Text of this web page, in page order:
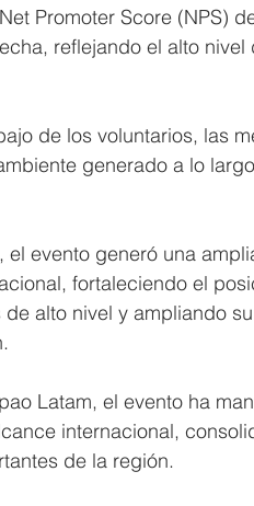
Promoter Score (NPS)
reflejando el alto
de los voluntarios, las
generado a lo
evento generó una
fortaleciendo el
alto nivel y ampliando
Latam, el evento ha
internacional,
de la región.